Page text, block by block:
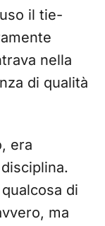
il tie-
nella
di qualità
era
di
ma